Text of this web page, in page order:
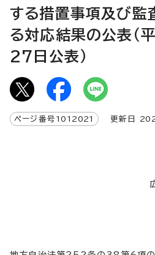
する措置事項及び監
る対応結果の公表（
27日公表）
ページ番号 1012021 更新日